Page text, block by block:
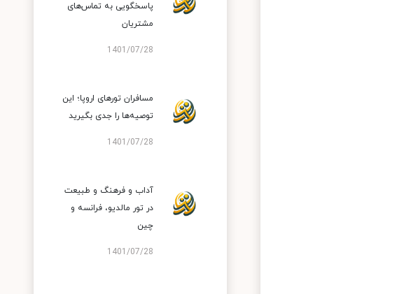
پاسخگویی به تماس‌های
مشتریان
1401/07/28
مسافران تورهای اروپا؛ این
توصیه‌ها را جدی بگیرید
1401/07/28
آداب و فرهنگ و طبیعت
در تور مالدیو، فرانسه و
چین
1401/07/28